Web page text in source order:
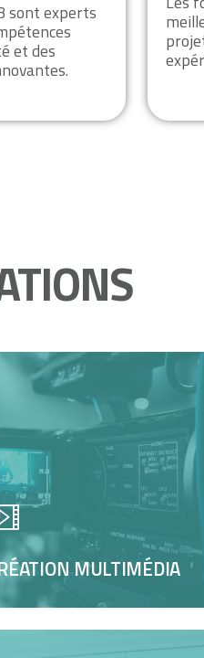
sont experts
et des
MULTIMÉDIA